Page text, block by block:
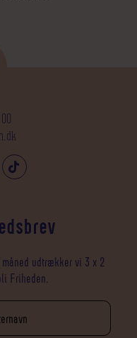
udtrækker vi 3 x 2
Friheden.